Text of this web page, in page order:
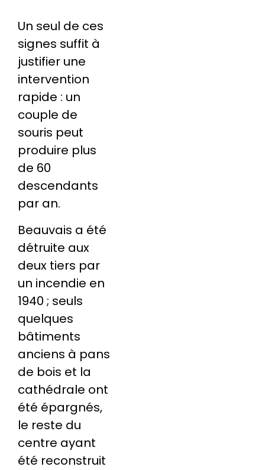
Un seul de ces
signes suffit à
justifier une
intervention
rapide : un
couple de
souris peut
produire plus
de 60
descendants
par an.
Beauvais a été
détruite aux
deux tiers par
un incendie en
1940 ; seuls
quelques
bâtiments
anciens à pans
de bois et la
cathédrale ont
été épargnés,
le reste du
centre ayant
été reconstruit